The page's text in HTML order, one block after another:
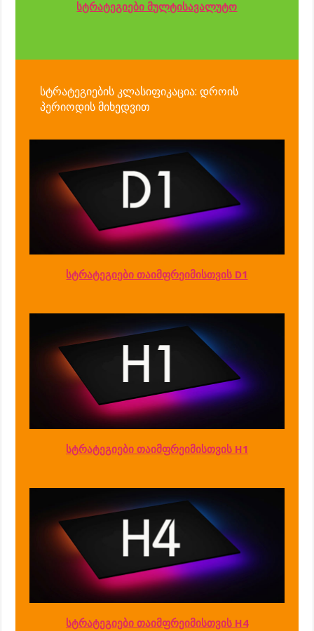
სტრატეგიები მულტისავალუტო
სტრატეგიების კლასიფიკაცია: დროის
პერიოდის მიხედვით
სტრატეგიები თაიმფრეიმისთვის D1
სტრატეგიები თაიმფრეიმისთვის H1
სტრატეგიები თაიმფრეიმისთვის H4